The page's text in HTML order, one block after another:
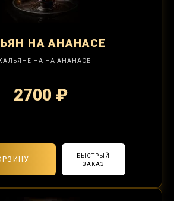
НА АНАНАСЕ
НА НА АНАНАСЕ
2700 ₽
БЫСТРЫЙ
ЗАКАЗ